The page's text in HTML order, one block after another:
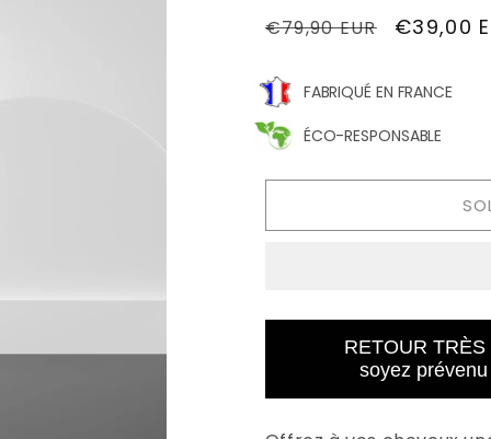
Prix
€79,90 EUR
Prix
€39,00
FABRIQUÉ EN FRANCE
ÉCO-RESPONSABLE
RETOUR
soyez